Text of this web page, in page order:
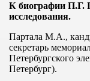
К биографии П.Г.
исследования.
Партала М.А.,
секретарь
Петербургского
Петербург).